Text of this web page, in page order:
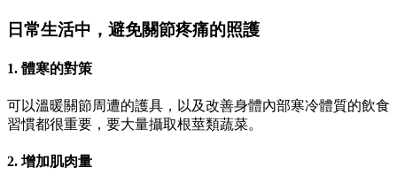
日常生活中，避免關節疼痛的照護
1. 體寒的對策
可以溫暖關節周遭的護具，以及改善身體內部寒冷體質的飲食
習慣都很重要，要大量攝取根莖類蔬菜。
2. 增加肌肉量